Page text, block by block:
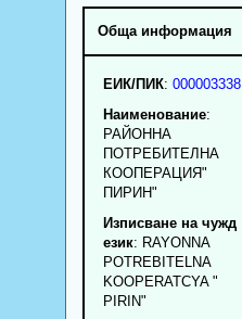
Обща информация
ЕИК/ПИК: 000003338
Наименование:
РАЙОННА
ПОТРЕБИТЕЛНА
КООПЕРАЦИЯ"
ПИРИН"
Изписване на чужд
език: RAYONNA
POTREBITELNA
KOOPERATCYA "
PIRIN"